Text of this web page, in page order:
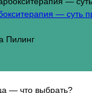
— суть
Пилинг